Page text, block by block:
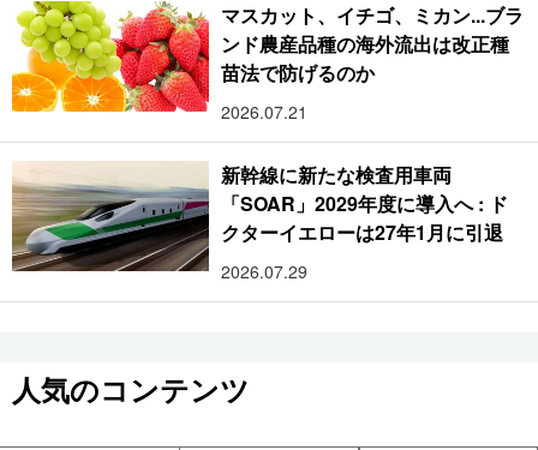
マスカット、イチゴ、ミカン...ブラ
ンド農産品種の海外流出は改正種
苗法で防げるのか
2026.07.21
新幹線に新たな検査用車両
「SOAR」2029年度に導入へ : ド
クターイエローは27年1月に引退
2026.07.29
人気のコンテンツ